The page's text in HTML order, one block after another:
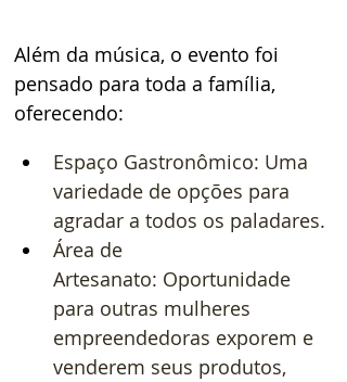
Além da música, o evento foi
pensado para toda a família,
oferecendo:
Espaço Gastronômico: Uma
variedade de opções para
agradar a todos os paladares.
Área de
Artesanato: Oportunidade
para outras mulheres
empreendedoras exporem e
venderem seus produtos,